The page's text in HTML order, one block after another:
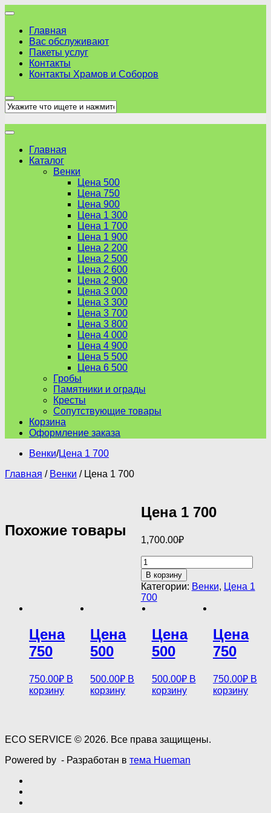
Skip
contentГлавная
Вас обслуживают
Пакеты услуг
Контакты
Контакты Храмов и Соборов
Главная
Каталог
Венки
Цена 500
Цена 750
Цена 900
Цена 1 300
Цена 1 700
Цена 1 900
Цена 2 200
Цена 2 500
Цена 2 600
Цена 2 900
Цена 3 000
Цена 3 300
Цена 3 700
Цена 3 800
Цена 4 000
Цена 4 900
Цена 5 500
Цена 6 500
Гробы
Памятники и ограды
Кресты
Сопутствующие товары
Корзина
Оформление заказа
Венки/Цена 1 700
Главная / Венки / Цена 1 700
Цена 1 700
1,700.00₽
Количество
товара
Цена
1
700
В корзину
Категории: Венки, Цена 1
700
Похожие товары
Цена
750
750.00₽ В
корзину
Цена
500
500.00₽ В
корзину
Цена
500
500.00₽ В
корзину
Цена
750
750.00₽ В
корзину
ECO SERVICE © 2026. Все права защищены.
Powered by - Разработан в тема Hueman